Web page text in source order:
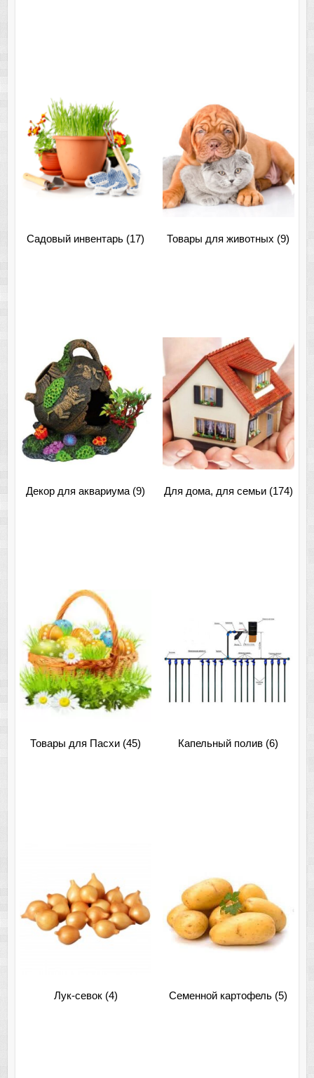
Садовый инвентарь (17) Товары для животных (9)
Декор для аквариума (9) Для дома, для семьи (174)
Товары для Пасхи (45) Капельный полив (6)
Лук-севок (4) Семенной картофель (5)